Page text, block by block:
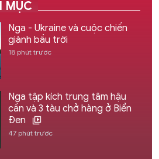
MỤC
Nga - Ukraine và cuộc chiến
giành bầu trời
18 phút trước
Nga tập kích trung tâm hậu
cần và 3 tàu chở hàng ở Biển
Đen
47 phút trước